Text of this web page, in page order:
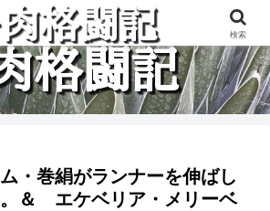
と楽しく格闘している記録です。
・巻絹がランナーを伸ばし
＆ エケベリア・メリーベ
検索